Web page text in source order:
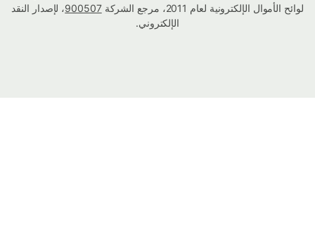
لوائح الأموال الإلكترونية لعام 2011، مرجع الشركة
900507، لإصدار النقد
الإلكتروني.